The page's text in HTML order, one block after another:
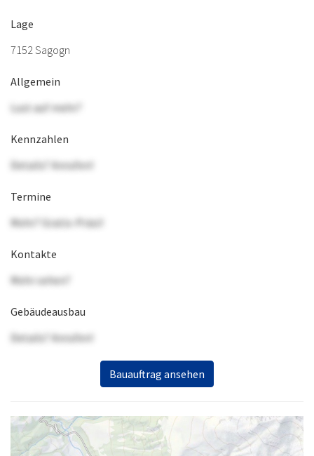
Lage
7152 Sagogn
Allgemein
Lust auf mehr?
Kennzahlen
Details? Anrufen!
Termine
Mehr? Gratis-Präsi!
Kontakte
Mehr sehen?
Gebäudeausbau
Details? Anrufen!
Bauauftrag ansehen